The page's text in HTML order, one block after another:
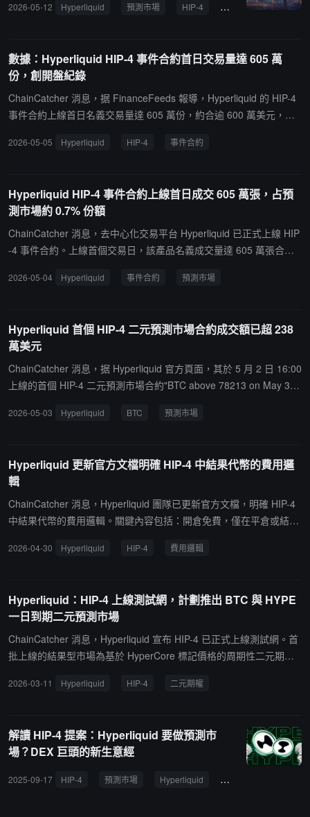
2026-05-12 Hyperliquid 預測市場 HIP-4 合約 HYPE 代幣
數據：Hyperliquid HIP-4 事件合約首日交易量達 605 萬
份，創開盤紀錄
ChainCatcher 消息，据 FinanceFeeds 報導，Hyperliquid 的 HIP-4
事件合約上線首日名義交易量達 605 萬份，約合逾 600 萬美元，創
合約標準，允許基於特定結果創建完全抵押的事件市場合約。數據顯
2026-05-05 Hyperliquid HIP-4 事件合約
Hyperliquid HIP-4 事件合約上線首日成交 605 萬張，占預
測市場約 0.7% 份額
ChainCatcher 消息，去中心化交易平台 Hyperliquid 已正式上線 HIP
-4 事件合約。上線首個交易日，該產品名義成交量達 605 萬張合
當日交易規模仍明顯領先：Kalshi 約 5.46 億張合約，Polymarket 約
rliquid 切入事件合約賽道初期規模較小，但已實現冷啟動交易量，標
誌其正式進入預測市場競爭格局。短期來看，頭部平台仍佔據絕對流
動性優勢，後續增長取決於產品設計與用戶遷移能力。
2026-05-04 Hyperliquid 事件合約 預測市場
Hyperliquid 首個 HIP-4 二元預測市場合約成交額已超 238
萬美元
ChainCatcher 消息，据 Hyperliquid 官方頁面，其於 5 月 2 日 16:00
上線的首個 HIP-4 二元預測市場合約"BTC above 78213 on May 3 at
約頭寸已達 181.8 萬美元，上線近 19 小時累計成交額達 238.4 萬美
方式為用戶帶來接近期權的靈活性，拓展了策略空間；同時原生集成
於 HyperCore 鏈，與平台現貨、永續合約共享全倉保證金，實現流
動性的無縫互通與復用。
2026-05-03 Hyperliquid BTC 預測市場
Hyperliquid 更新官方文檔明確 HIP-4 中結果代幣的費用邏
輯
ChainCatcher 消息，Hyperliquid 團隊已更新官方文檔，明確 HIP-4
中結果代幣的費用邏輯。關鍵內容包括：開倉免費，僅在平倉或結算
用邏輯因付款方而異；對齊的報價代幣可享受吃單費降低 20%。費用
2026-04-30 Hyperliquid HIP-4 費用邏輯
Hyperliquid：HIP-4 上線測試網，計劃推出 BTC 與 HYPE
一日到期二元預測市場
ChainCatcher 消息，Hyperliquid 宣布 HIP-4 已正式上線測試網。首
批上線的結果型市場為基於 HyperCore 標記價格的周期性二元期
完全抵押的合約，在固定價格區間內進行結算，具有非線性收益和到
持多結果市場，但該功能暫未納入首批發布計劃。Hyperliquid 此前
披露下一次網絡升級中將把投資組合保證金從 pre-alpha 過渡到 alph
a 階段，適用對象從測試賬戶擴大至約 50 萬美元以下投資組合，主
賬戶加權交易量超過 500 萬美元方可開啟投資組合保證金並對各資產
2026-03-11 Hyperliquid HIP-4 二元期權
解讀 HIP-4 提案：Hyperliquid 要做預測市
場？DEX 巨頭的新生意經
2025-09-17 HIP-4 預測市場 Hyperliquid DEX